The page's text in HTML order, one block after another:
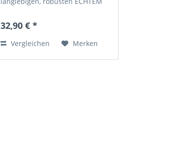
einfach öffnen und schließen.
32,90 € *
Vergleichen Merken